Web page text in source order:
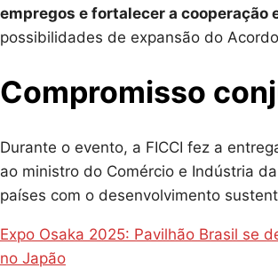
empregos e fortalecer a cooperação
possibilidades de expansão do
Compromisso
Durante o evento, a FICCI fez a
ao ministro do Comércio e Indústria
países com o desenvolvimento
Expo Osaka 2025: Pavilhão Brasil se
no Japão